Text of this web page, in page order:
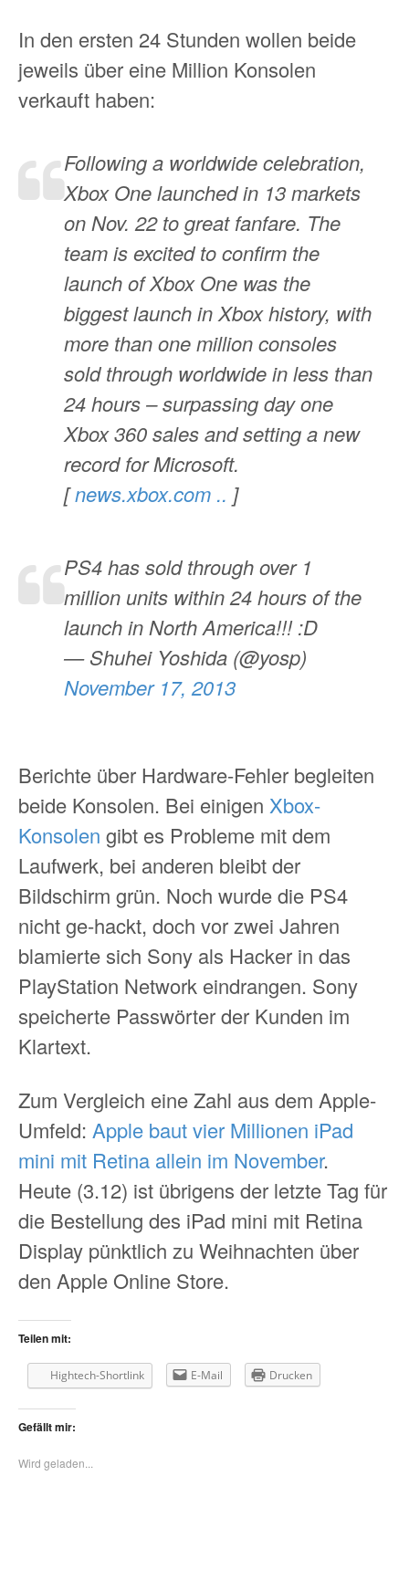
In den ersten 24 Stunden wollen beide
jeweils über eine Million Konsolen
verkauft haben:
Following a worldwide celebration,
Xbox One launched in 13 markets
on Nov. 22 to great fanfare. The
team is excited to confirm the
launch of Xbox One was the
biggest launch in Xbox history, with
more than one million consoles
sold through worldwide in less than
24 hours – surpassing day one
Xbox 360 sales and setting a new
record for Microsoft.
[news.xbox.com .. ]
PS4 has sold through over 1
million units within 24 hours of the
launch in North America!!! :D
— Shuhei Yoshida (@yosp)
November 17, 2013
Berichte über Hardware-Fehler begleiten
beide Konsolen. Bei einigen Xbox-
Konsolen gibt es Probleme mit dem
Laufwerk, bei anderen bleibt der
Bildschirm grün. Noch wurde die PS4
nicht ge-hackt, doch vor zwei Jahren
blamierte sich Sony als Hacker in das
PlayStation Network eindrangen. Sony
speicherte Passwörter der Kunden im
Klartext.
Zum Vergleich eine Zahl aus dem Apple-
Umfeld: Apple baut vier Millionen iPad
mini mit Retina allein im November.
Heute (3.12) ist übrigens der letzte Tag für
die Bestellung des iPad mini mit Retina
Display pünktlich zu Weihnachten über
den Apple Online Store.
Teilen mit:
Hightech-Shortlink E-Mail Drucken
Gefällt mir:
Wird geladen...